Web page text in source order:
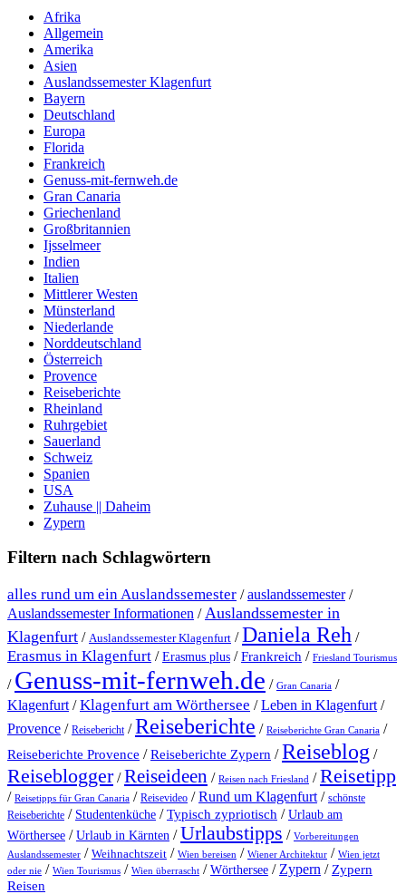
Afrika
Allgemein
Amerika
Asien
Auslandssemester Klagenfurt
Bayern
Deutschland
Europa
Florida
Frankreich
Genuss-mit-fernweh.de
Gran Canaria
Griechenland
Großbritannien
Ijsselmeer
Indien
Italien
Mittlerer Westen
Münsterland
Niederlande
Norddeutschland
Österreich
Provence
Reiseberichte
Rheinland
Ruhrgebiet
Sauerland
Schweiz
Spanien
USA
Zuhause || Daheim
Zypern
Filtern nach Schlagwörtern
alles rund um ein Auslandssemester /auslandssemester/
Auslandssemester Informationen / Auslandssemester in
Klagenfurt / Auslandssemester Klagenfurt /Daniela Reh /
Erasmus in Klagenfurt /Erasmus plus /Frankreich / Friesland Tourismus
/ Genuss-mit-fernweh.de / Gran Canaria /
Klagenfurt /Klagenfurt am Wörthersee /Leben in Klagenfurt /
Provence / Reisebericht /Reiseberichte / Reiseberichte Gran Canaria /
Reiseberichte Provence /Reiseberichte Zypern /Reiseblog /
Reiseblogger/Reiseideen / Reisen nach Friesland /Reisetipp
/ Reisetipps für Gran Canaria / Reisevideo /Rund um Klagenfurt / schönste
Reiseberichte / Studentenküche /Typisch zypriotisch / Urlaub am
Wörthersee / Urlaub in Kärnten /Urlaubstipps / Vorbereitungen
Auslandssemester / Weihnachtszeit / Wien bereisen / Wiener Architektur / Wien jetzt
oder nie / Wien Tourismus / Wien überrascht /Wörthersee / Zypern / Zypern
Reisen